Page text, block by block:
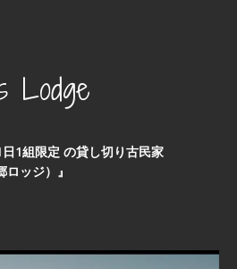
Lodge
1組限定 の貸し切り古民家
ッジ）』